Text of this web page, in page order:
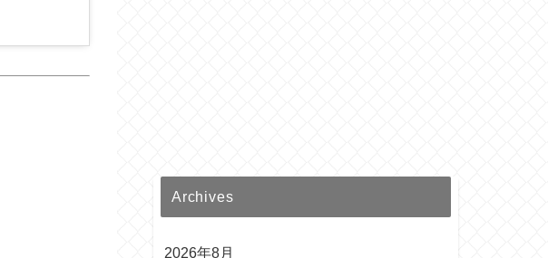
Archives
2026年8月